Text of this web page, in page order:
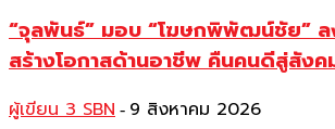
“จุลพันธ์” มอบ “โฆษกพิพัฒน์ชัย”
สร้างโอกาสด้านอาชีพ คืนคนดีสู่สังค
ผู้เขียน 3 SBN - 9 สิงหาคม 2026